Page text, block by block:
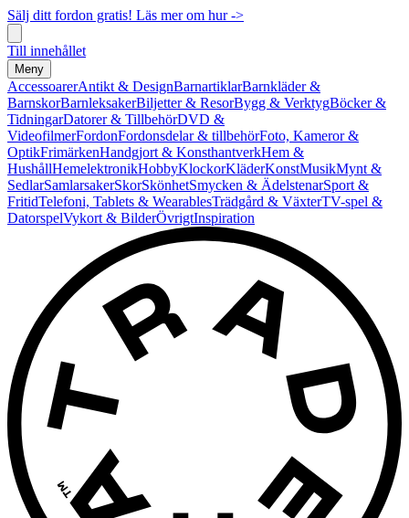
Sälj ditt fordon gratis! Läs mer om hur ->
Till innehållet
Meny
AccessoarerAntikt & DesignBarnartiklarBarnkläder &
BarnskorBarnleksakerBiljetter & ResorBygg & VerktygBöcker &
TidningarDatorer & TillbehörDVD &
VideofilmerFordonFordonsdelar & tillbehörFoto, Kameror &
OptikFrimärkenHandgjort & KonsthantverkHem &
HushållHemelektronikHobbyKlockorKläderKonstMusikMynt &
SedlarSamlarsakerSkorSkönhetSmycken & ÄdelstenarSport &
FritidTelefoni, Tablets & WearablesTrädgård & VäxterTV-spel &
DatorspelVykort & BilderÖvrigtInspiration